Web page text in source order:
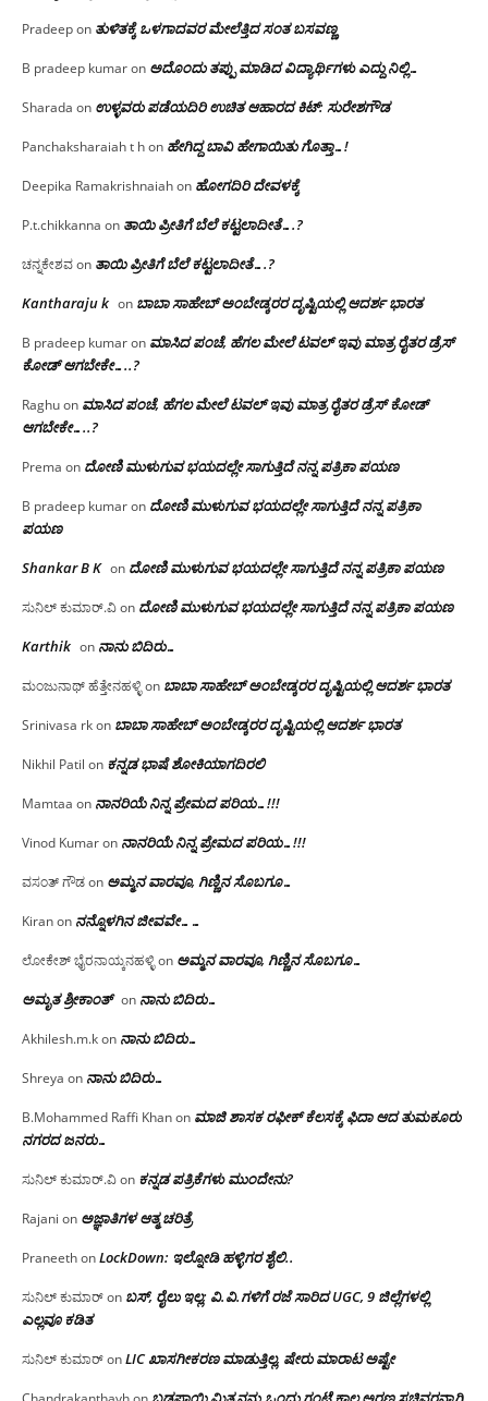
Pradeepon ತುಳಿತಕ್ಕೆ ಒಳಗಾದವರ ಮೇಲೆತ್ತಿದ ಸಂತ ಬಸವಣ್ಣ
B pradeep kumaron ಅದೊಂದು ತಪ್ಪು ಮಾಡಿದ ವಿದ್ಯಾರ್ಥಿಗಳು ಎದ್ದು ನಿಲ್ಲಿ…
Sharada on ಉಳ್ಳವರು ಪಡೆಯದಿರಿ ಉಚಿತ ಆಹಾರದ ಕಿಟ್: ಸುರೇಶಗೌಡ
Panchaksharaiah t hon ಹೇಗಿದ್ದ ಬಾವಿ ಹೇಗಾಯಿತು ಗೊತ್ತಾ…!
Deepika Ramakrishnaiahon ಹೋಗದಿರಿ ದೇವಳಕ್ಕೆ
P.t.chikkanna on ತಾಯಿ ಪ್ರೀತಿಗೆ ಬೆಲೆ ಕಟ್ಟಲಾದೀತೆ….?
ಚನ್ನಕೇಶವon ತಾಯಿ ಪ್ರೀತಿಗೆ ಬೆಲೆ ಕಟ್ಟಲಾದೀತೆ….?
Kantharaju k on ಬಾಬಾ ಸಾಹೇಬ್ ಅಂಬೇಡ್ಕರರ ದೃಷ್ಟಿಯಲ್ಲಿ ಆದರ್ಶ ಭಾರತ
B pradeep kumaron ಮಾಸಿದ ಪಂಚೆ, ಹೆಗಲ ಮೇಲೆ ಟವಲ್‌ ಇವು ಮಾತ್ರ ರೈತರ ಡ್ರೆಸ್‌
ಕೋಡ್ ಆಗಬೇಕೇ…..?‌
Raghuon ಮಾಸಿದ ಪಂಚೆ, ಹೆಗಲ ಮೇಲೆ ಟವಲ್‌ ಇವು ಮಾತ್ರ ರೈತರ ಡ್ರೆಸ್‌ ಕೋಡ್
ಆಗಬೇಕೇ…..?‌
Prema on ದೋಣಿ ಮುಳುಗುವ ಭಯದಲ್ಲೇ ಸಾಗುತ್ತಿದೆ ನನ್ನ ಪತ್ರಿಕಾ ಪಯಣ
B pradeep kumaron ದೋಣಿ ಮುಳುಗುವ ಭಯದಲ್ಲೇ ಸಾಗುತ್ತಿದೆ ನನ್ನ ಪತ್ರಿಕಾ
ಪಯಣ
Shankar B K on ದೋಣಿ ಮುಳುಗುವ ಭಯದಲ್ಲೇ ಸಾಗುತ್ತಿದೆ ನನ್ನ ಪತ್ರಿಕಾ ಪಯಣ
ಸುನಿಲ್ ಕುಮಾರ್.ವಿon ದೋಣಿ ಮುಳುಗುವ ಭಯದಲ್ಲೇ ಸಾಗುತ್ತಿದೆ ನನ್ನ ಪತ್ರಿಕಾ ಪಯಣ
Karthik on ನಾನು ಬಿದಿರು…
ಮಂಜುನಾಥ್ ಹೆತ್ತೇನಹಳ್ಳಿon ಬಾಬಾ ಸಾಹೇಬ್ ಅಂಬೇಡ್ಕರರ ದೃಷ್ಟಿಯಲ್ಲಿ ಆದರ್ಶ ಭಾರತ
Srinivasa rkon ಬಾಬಾ ಸಾಹೇಬ್ ಅಂಬೇಡ್ಕರರ ದೃಷ್ಟಿಯಲ್ಲಿ ಆದರ್ಶ ಭಾರತ
Nikhil Patil on ಕನ್ನಡ ಭಾಷೆ ಶೋಕಿಯಾಗದಿರಲಿ
Mamtaa on ನಾನರಿಯೆ ನಿನ್ನ ಪ್ರೇಮದ ಪರಿಯ…!!!
Vinod Kumaron ನಾನರಿಯೆ ನಿನ್ನ ಪ್ರೇಮದ ಪರಿಯ…!!!
ವಸಂತ್ ಗೌಡon ಅಮ್ಮನ ವಾರವೂ, ಗಿಣ್ಣಿನ ಸೊಬಗೂ…
Kiranon ನನ್ನೊಳಗಿನ ಜೀವವೇ……
ಲೋಕೇಶ್ ಭೈರನಾಯ್ಕನಹಳ್ಳಿon ಅಮ್ಮನ ವಾರವೂ, ಗಿಣ್ಣಿನ ಸೊಬಗೂ…
ಅಮೃತ ಶ್ರೀಕಾಂತ್ on ನಾನು ಬಿದಿರು…
Akhilesh.m.kon ನಾನು ಬಿದಿರು…
Shreya on ನಾನು ಬಿದಿರು…
B.Mohammed Raffi Khanon ಮಾಜಿ ಶಾಸಕ ರಫೀಕ್ ಕೆಲಸಕ್ಕೆ ಫಿದಾ ಆದ ತುಮಕೂರು
ನಗರದ ಜನರು…
ಸುನಿಲ್ ಕುಮಾರ್.ವಿon ಕನ್ನಡ ಪತ್ರಿಕೆಗಳು ಮುಂದೇನು?
Rajani on ಅಜ್ಞಾತಿಗಳ ಆತ್ಮ ಚರಿತ್ರೆ
PraneethonLockDown: ಇಲ್ನೋಡಿ ಹಳ್ಳಿಗರ ಶೈಲಿ..
ಸುನಿಲ್ ಕುಮಾರ್on ಬಸ್, ರೈಲು ಇಲ್ಲ; ವಿ.ವಿ.ಗಳಿಗೆ ರಜೆ ಸಾರಿದ UGC, 9 ಜಿಲ್ಲೆಗಳಲ್ಲಿ
ಎಲ್ಲವೂ ಕಡಿತ
ಸುನಿಲ್ ಕುಮಾರ್onLIC ಖಾಸಗೀಕರಣ ಮಾಡುತ್ತಿಲ್ಲ, ಷೇರು ಮಾರಾಟ ಅಷ್ಟೇ